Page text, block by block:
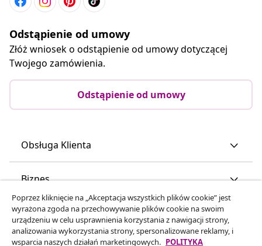
Odstąpienie od umowy
Złóż wniosek o odstąpienie od umowy dotyczącej
Twojego zamówienia.
Odstąpienie od umowy
Obsługa Klienta
Biznes
vidaXL
Poprzez kliknięcie na „Akceptacja wszystkich plików cookie” jest
wyrażona zgoda na przechowywanie plików cookie na swoim
urządzeniu w celu usprawnienia korzystania z nawigacji strony,
analizowania wykorzystania strony, spersonalizowane reklamy, i
wsparcia naszych działań marketingowych. POLITYKA